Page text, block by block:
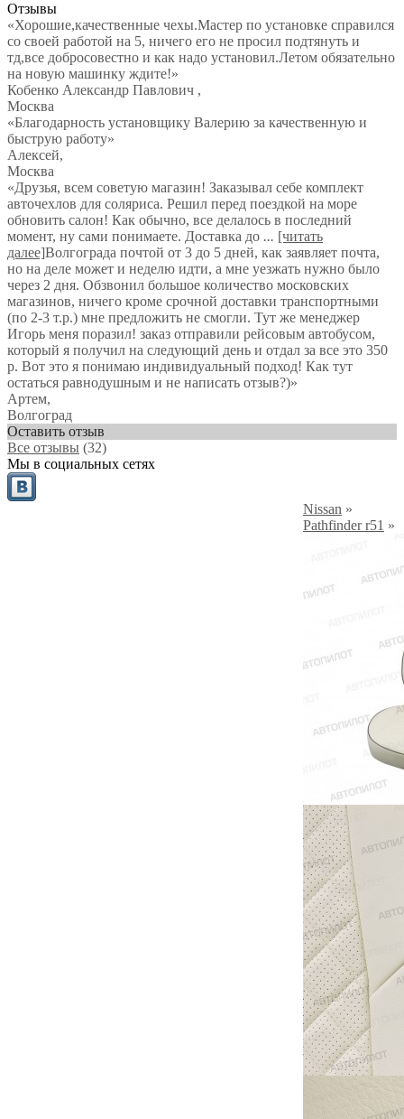
Отзывы
«Хорошие,качественные чехы.Мастер по установке справился
со своей работой на 5, ничего его не просил подтянуть и
тд,все добросовестно и как надо установил.Летом обязательно
на новую машинку ждите!»
Кобенко Александр Павлович ,
Москва
«Благодарность установщику Валерию за качественную и
быструю работу»
Алексей,
Москва
«Друзья, всем советую магазин! Заказывал себе комплект
авточехлов для соляриса. Решил перед поездкой на море
обновить салон! Как обычно, все делалось в последний
момент, ну сами понимаете. Доставка до ... [читать
далее]Волгограда почтой от 3 до 5 дней, как заявляет почта,
но на деле может и неделю идти, а мне уезжать нужно было
через 2 дня. Обзвонил большое количество московских
магазинов, ничего кроме срочной доставки транспортными
(по 2-3 т.р.) мне предложить не смогли. Тут же менеджер
Игорь меня поразил! заказ отправили рейсовым автобусом,
который я получил на следующий день и отдал за все это 350
р. Вот это я понимаю индивидуальный подход! Как тут
остаться равнодушным и не написать отзыв?)»
Артем,
Волгоград
Оставить отзыв
Все отзывы (32)
Мы в социальных сетях
Nissan »
Pathfinder r51 »